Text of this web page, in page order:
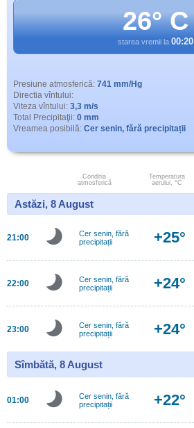
26° C
starea vremii la 00:20
Presiune atmosferică: 741 mm/Hg
Directia vîntului:
Viteza vîntului: 3,3 m/s
Total Precipitaţii: 0 mm
Vreamea posibilă: Cer senin, fără precipitații
Conditia
atmosferică
Temperatura
aerului, °C
Astăzi, 8 August
21:00
Cer senin, fără
precipitații
+25°
22:00
Cer senin, fără
precipitații
+24°
23:00
Cer senin, fără
precipitații
+24°
Sîmbătă, 8 August
01:00
Cer senin, fără
precipitații
+22°